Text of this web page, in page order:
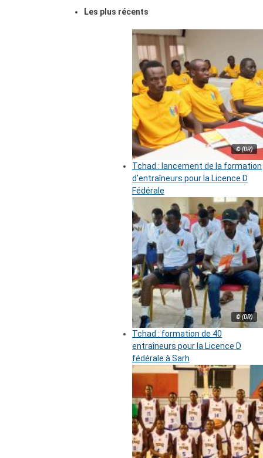
Les plus récents
© (DR)
Tchad : lancement de la formation
d’entraîneurs pour la Licence D
Fédérale
© (DR)
Tchad : formation de 40
entraîneurs pour la Licence D
fédérale à Sarh